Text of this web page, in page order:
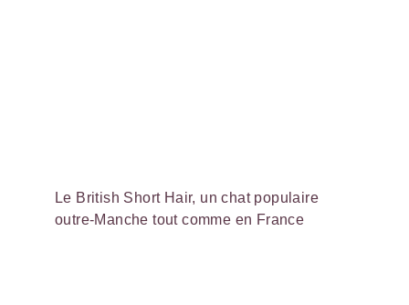
Le British Short Hair, un chat populaire
outre-Manche tout comme en France